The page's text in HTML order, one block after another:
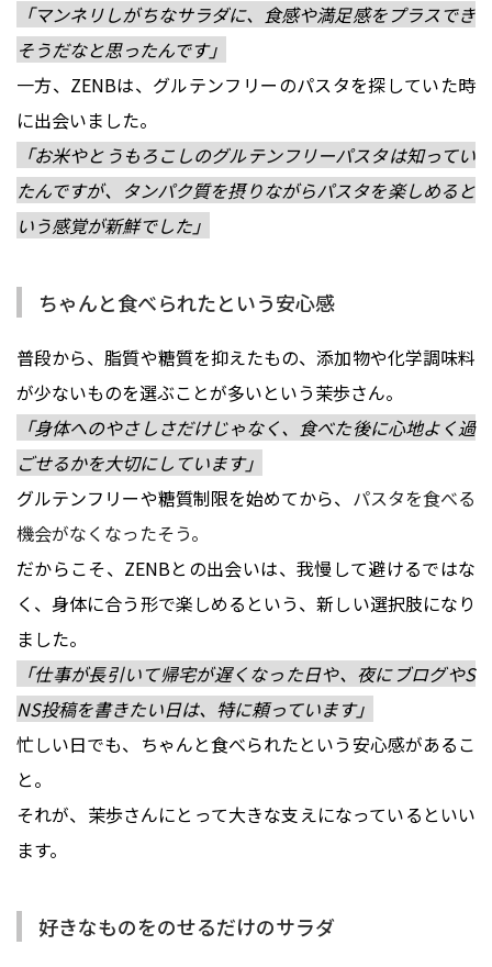
「マンネリしがちなサラダに、食感や満足感をプラスでき
そうだなと思ったんです」
一方、ZENBは、グルテンフリーのパスタを探していた時
に出会いました。
「お米やとうもろこしのグルテンフリーパスタは知ってい
たんですが、タンパク質を摂りながらパスタを楽しめると
いう感覚が新鮮でした」
ちゃんと食べられたという安心感
普段から、脂質や糖質を抑えたもの、添加物や化学調味料
が少ないものを選ぶことが多いという茉歩さん。
「身体へのやさしさだけじゃなく、食べた後に心地よく過
ごせるかを大切にしています」
グルテンフリーや糖質制限を始めてから、 パスタを食べる
機会がなくなったそう。
だからこそ、ZENBとの出会いは、我慢して避けるではな
く、身体に合う形で楽しめるという、新しい選択肢になり
ました。
「仕事が長引いて帰宅が遅くなった日や、夜にブログやS
NS投稿を書きたい日は、特に頼っています」
忙しい日でも、ちゃんと食べられたという安心感があるこ
と。
それが、茉歩さんにとって大きな支えになっているといい
ます。
好きなものをのせるだけのサラダ